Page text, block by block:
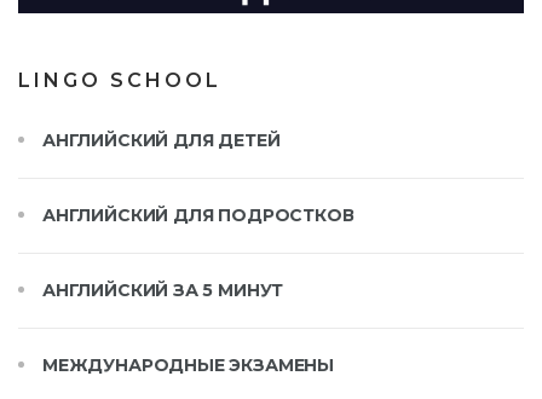
LINGO SCHOOL
АНГЛИЙСКИЙ ДЛЯ ДЕТЕЙ
АНГЛИЙСКИЙ ДЛЯ ПОДРОСТКОВ
АНГЛИЙСКИЙ ЗА 5 МИНУТ
МЕЖДУНАРОДНЫЕ ЭКЗАМЕНЫ